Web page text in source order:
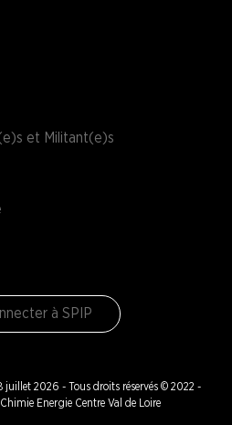
et Militant(e)s
à SPIP
juillet 2026 - Tous droits réservés © 2022 -
Energie Centre Val de Loire